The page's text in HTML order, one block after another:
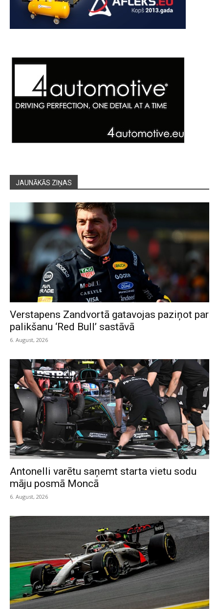
JAUNĀKĀS ZIŅAS
Verstapens Zandvortā gatavojas paziņot par
palikšanu ‘Red Bull’ sastāvā
6. August, 2026
Antonelli varētu saņemt starta vietu sodu
māju posmā Moncā
6. August, 2026